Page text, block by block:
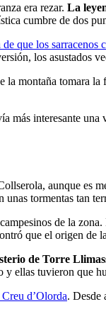
era rezar. La
cumbre de dos
que los
los asustados
la montaña tomara
más interesante
aunque
unas tormentas tan
de la
que el origen de
de Torre
ellas tuvieron que
d’Olorda. Desde